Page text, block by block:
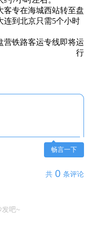
专在海城西站转至盘
连到北京只需5个小时
铁路客运专线即将运
行
畅言一下
共 0 条评论
发吧~